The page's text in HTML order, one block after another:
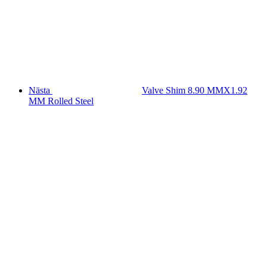
Nästa
Valve Shim 8.90 MMX1.92
MM Rolled Steel